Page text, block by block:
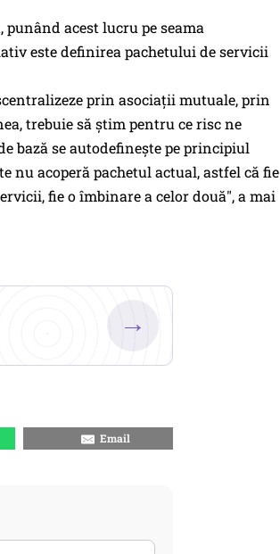
acest lucru pe seama
este definirea pachetului de servicii
prin asociaţii mutuale, prin
trebuie să ştim pentru ce risc ne
bază se autodefineşte pe principiul
acoperă pachetul actual, astfel că fie
fie o îmbinare a celor două", a mai
→
Email